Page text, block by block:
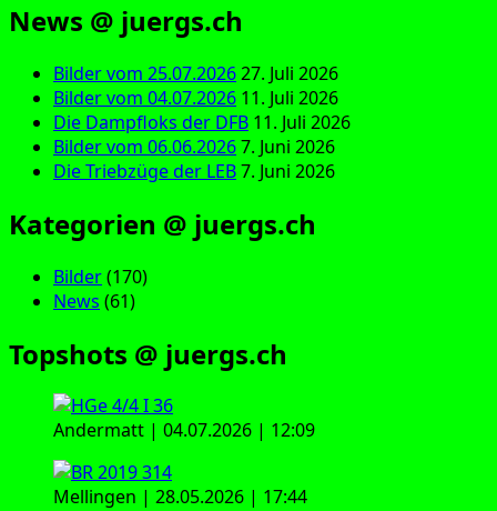
News @ juergs.ch
Bilder vom 25.07.202627. Juli 2026
Bilder vom 04.07.2026 11. Juli 2026
Die Dampfloks der DFB 11. Juli 2026
Bilder vom 06.06.20267. Juni 2026
Die Triebzüge der LEB7. Juni 2026
Kategorien @ juergs.ch
Bilder(170)
News (61)
Topshots @ juergs.ch
Andermatt | 04.07.2026 | 12:09
Mellingen | 28.05.2026 | 17:44